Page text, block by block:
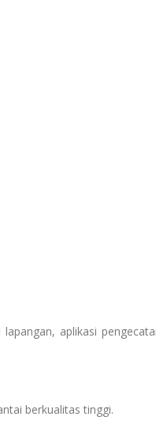
aplikasi
berkualitas tinggi.